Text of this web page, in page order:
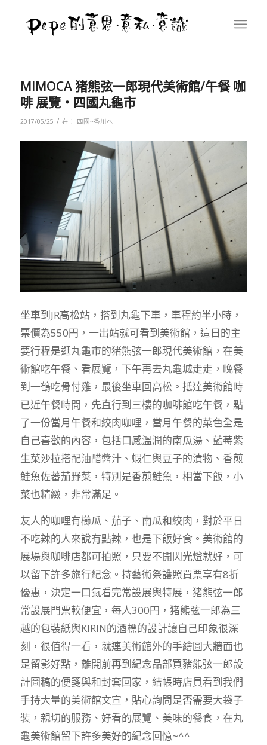
MIMOCA 猪熊弦一郎現代美術館/午餐 咖
啡 展覽‧四國丸龜市
2017/05/25 / 在： 四國~香川へ
坐車到JR高松站，搭到丸龜下車，車程約半小時，
票價為550円，一出站就可看到美術館，這日的主
要行程是逛丸龜市的猪熊弦一郎現代美術館，在美
術館吃午餐、看展覽，下午再去丸龜城走走，晚餐
到一鶴吃骨付雞，最後坐車回高松。抵達美術館時
已近午餐時間，先直行到三樓的咖啡館吃午餐，點
了一份當月午餐和絞肉咖哩，當月午餐的菜色全是
自己喜歡的內容，包括口感溫潤的南瓜湯、藍莓紫
生菜沙拉搭配油醋醬汁、蝦仁與豆子的漬物、香煎
鮭魚佐蕃茄野菜，特別是香煎鮭魚，相當下飯，小
菜也精緻，非常滿足。
友人的咖哩有櫛瓜、茄子、南瓜和絞肉，對於平日
不吃辣的人來說有點辣，也是下飯好食。美術館的
展場與咖啡店都可拍照，只要不開閃光燈就好，可
以留下許多旅行紀念。持藝術祭護照買票享有8折
優惠，決定一口氣看完常設展與特展，猪熊弦一郎
常設展門票較便宜，每人300円，猪熊弦一郎為三
越的包裝紙與KIRIN的酒標的設計讓自己印象很深
刻，很值得一看，就連美術館外的手繪圖大牆面也
是留影好點，離開前再到紀念品部買豬熊弦一郎設
計圖稿的便箋與和封套回家，結帳時店員看到我們
手持大量的美術館文宣，貼心詢問是否需要大袋子
裝，親切的服務、好看的展覽、美味的餐食，在丸
龜美術館留下許多美好的紀念回憶~^^